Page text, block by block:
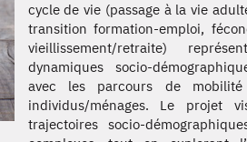
cycle de vie (passage à la vie
transition formation-emploi,
vieillissement/retraite)
dynamiques socio-
avec les parcours de
individus/ménages. Le projet
trajectoires socio-